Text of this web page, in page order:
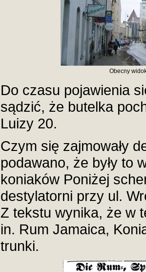
Obecny
Do czasu pojawienia
sądzić, że butelka
Luizy 20.
Czym się zajmowały
podawano, że były to
koniaków Poniżej
destylatorni przy ul.
Z tekstu wynika, że w
in. Rum Jamaica,
trunki.